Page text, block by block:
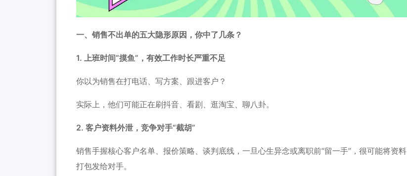
一、销售不出单的五大隐形原因，你中了几条？
1. 上班时间“摸鱼”，有效工作时长严重不足
你以为销售在打电话、写方案、跟进客户？
实际上，他们可能正在刷抖音、看剧、逛淘宝、聊八卦。
2. 客户资料外泄，竞争对手“截胡”
销售手握核心客户名单、报价策略、谈判底线，一旦心生异念或离职前“留一手”，很可能将资料
打包发给对手。